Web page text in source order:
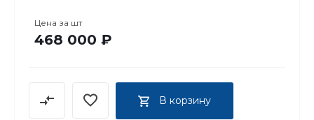
Цена за шт
468 000 ₽
В корзину